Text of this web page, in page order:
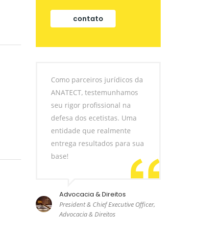
contato
Como parceiros jurídicos da
ANATECT, testemunhamos
seu rigor profissional na
defesa dos ecetistas. Uma
entidade que realmente
entrega resultados para sua
base!
Advocacia & Direitos
President & Chief Executive Officer,
Advocacia & Direitos